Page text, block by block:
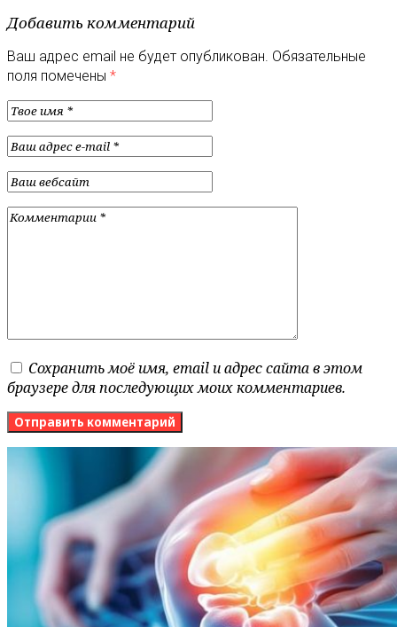
Добавить комментарий
Ваш адрес email не будет опубликован. Обязательные
поля помечены *
Сохранить моё имя, email и адрес сайта в этом
браузере для последующих моих комментариев.